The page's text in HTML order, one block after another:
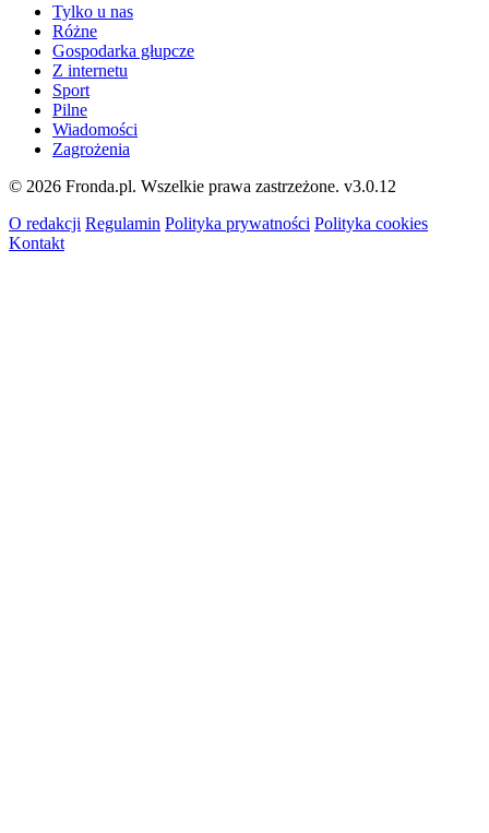
Tylko u nas
Różne
Gospodarka głupcze
Z internetu
Sport
Pilne
Wiadomości
Zagrożenia
© 2026 Fronda.pl. Wszelkie prawa zastrzeżone. v3.0.12
O redakcji Regulamin Polityka prywatności Polityka cookies
Kontakt